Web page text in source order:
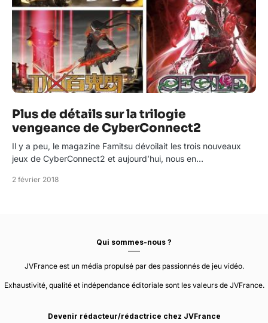
Plus de détails sur la trilogie
vengeance de CyberConnect2
Il y a peu, le magazine Famitsu dévoilait les trois nouveaux
jeux de CyberConnect2 et aujourd’hui, nous en…
2 février 2018
Qui sommes-nous ?
JVFrance est un média propulsé par des passionnés de jeu vidéo.
Exhaustivité, qualité et indépendance éditoriale sont les valeurs de JVFrance.
Devenir rédacteur/rédactrice chez JVFrance